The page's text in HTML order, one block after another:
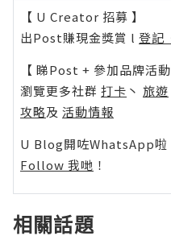
【 U Creator 招募 】
出Post賺現金獎賞 l 登記
【 睇Post + 參加品牌活動
瀏覽更多社群 打卡 丶 旅遊
攻略及 活動情報
U Blog開咗WhatsApp啦
Follow 我哋 ！
相關話題